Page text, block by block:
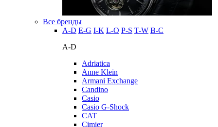
Все бренды
A-D E-G I-K L-O P-S T-W В-С
A-D
Adriatica
Anne Klein
Armani Exchange
Candino
Casio
Casio G-Shock
CAT
Cimier